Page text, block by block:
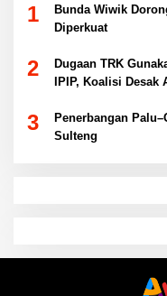
1
Bunda Wiwik
Diperkuat
2
Dugaan TRK
IPIP, Koalisi Desak
3
Penerbangan
Sulteng